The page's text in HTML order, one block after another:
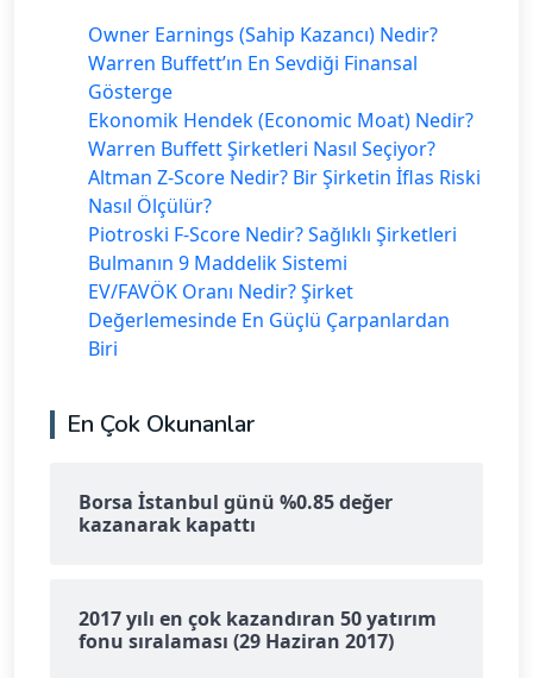
Owner Earnings (Sahip Kazancı) Nedir?
Warren Buffett’ın En Sevdiği Finansal
Gösterge
Ekonomik Hendek (Economic Moat) Nedir?
Warren Buffett Şirketleri Nasıl Seçiyor?
Altman Z-Score Nedir? Bir Şirketin İflas Riski
Nasıl Ölçülür?
Piotroski F-Score Nedir? Sağlıklı Şirketleri
Bulmanın 9 Maddelik Sistemi
EV/FAVÖK Oranı Nedir? Şirket
Değerlemesinde En Güçlü Çarpanlardan
Biri
En Çok Okunanlar
Borsa İstanbul günü %0.85 değer
kazanarak kapattı
2017 yılı en çok kazandıran 50 yatırım
fonu sıralaması (29 Haziran 2017)